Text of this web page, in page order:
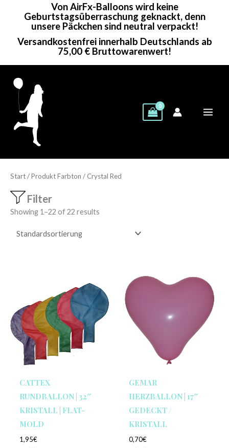
Von AirFx-Balloons wird keine
Geburtstagsüberraschung geknackt, denn
unsere Päckchen sind neutral verpackt!
Versandkostenfrei innerhalb Deutschlands ab
75,00 € Bruttowarenwert!
Start/ Produkt Farbton / Crystal Red
Filter
Showing 1–22 of 22 results
CATTEX
RUNDBALLON | 32″
KRISTALL | FLAT-
MOLD
1,95€
GEMAR
HERZBALLON | 17″
GEDECKT /
KRISTALL
0,70€